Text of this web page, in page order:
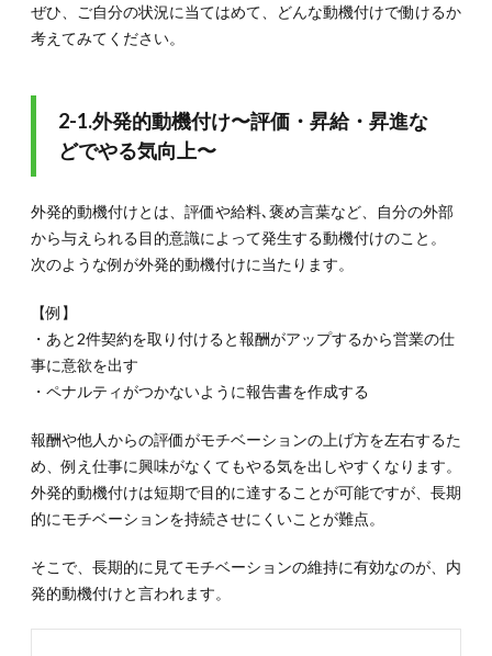
ハリ】
オンと
る
3.3.
美】目
標を達
成した
ときの
ておく
3.4.
3-4.
【人と
ポジテ
ィブな
考え方
の人と
話す
3.5.
3-5.
【セミ
ぜひ、ご自分の状況に当てはめて、どんな動機付けで働けるか
考えてみてください。
2-1.外発的動機付け〜評価・昇給・昇進な
どでやる気向上〜
外発的動機付けとは、評価や給料､褒め言葉など、自分の外部
から与えられる目的意識によって発生する動機付けのこと。
次のような例が外発的動機付けに当たります。
【例】
・あと2件契約を取り付けると報酬がアップするから営業の仕
事に意欲を出す
・ペナルティがつかないように報告書を作成する
報酬や他人からの評価がモチベーションの上げ方を左右するた
め、例え仕事に興味がなくてもやる気を出しやすくなります。
外発的動機付けは短期で目的に達することが可能ですが、長期
的にモチベーションを持続させにくいことが難点。
そこで、長期的に見てモチベーションの維持に有効なのが、内
発的動機付けと言われます。